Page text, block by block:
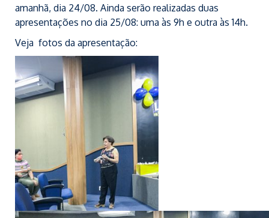
amanhã, dia 24/08. Ainda serão realizadas duas
apresentações no dia 25/08: uma às 9h e outra às 14h.
Veja fotos da apresentação: